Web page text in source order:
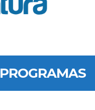
PROGRAMAS